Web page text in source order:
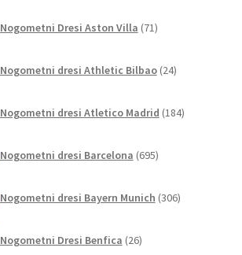
Nogometni Dresi Aston Villa 71izdelkov
Nogometni dresi Athletic Bilbao 24izdelkov
Nogometni dresi Atletico Madrid 184izdelkov
Nogometni dresi Barcelona 695izdelkov
Nogometni dresi Bayern Munich 306izdelkov
Nogometni Dresi Benfica 26izdelkov